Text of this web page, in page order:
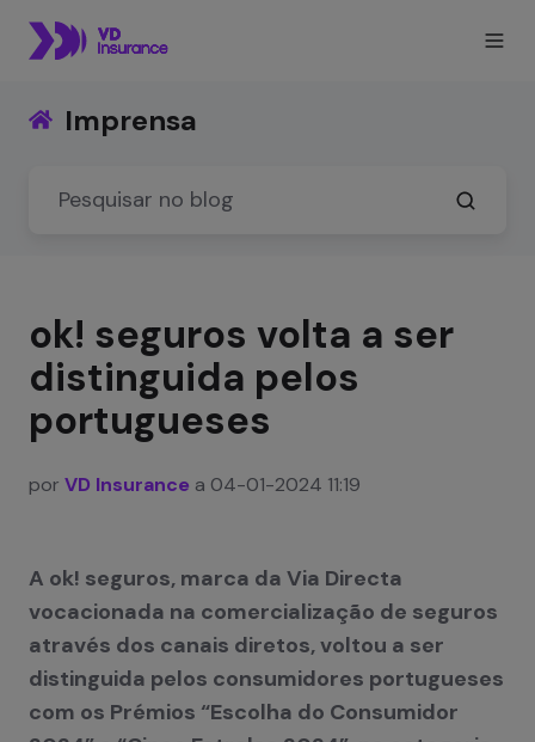
Imprensa
ok! seguros volta a ser
distinguida pelos
portugueses
por VD Insurance a 04-01-2024 11:19
A ok! seguros, marca da Via Directa
vocacionada na comercialização de seguros
através dos canais diretos, voltou a ser
distinguida pelos consumidores portugueses
com os Prémios “Escolha do Consumidor